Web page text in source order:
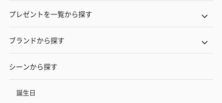
プレゼントを一覧から探す
ブランドから探す
シーンから探す
誕生日